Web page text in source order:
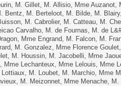
M. Gillet, M. Allisio, Mme Auzanot,
Bentz, M. Berteloot, M. Bilde, M.
M. Cabrolier, M. Catteau, M.
Carvalho, M. de Fournas, M. de
Mme Engrand, M. Falcon, M.
M. Gonzalez, Mme Florence
M. Houssin, M. Jacobelli, Mme
Mme Lechanteux, Mme Lelouis, Mme
Lottiaux, M. Loubet, M. Marchio, Mme
M. Meizonnet, Mme Menache,